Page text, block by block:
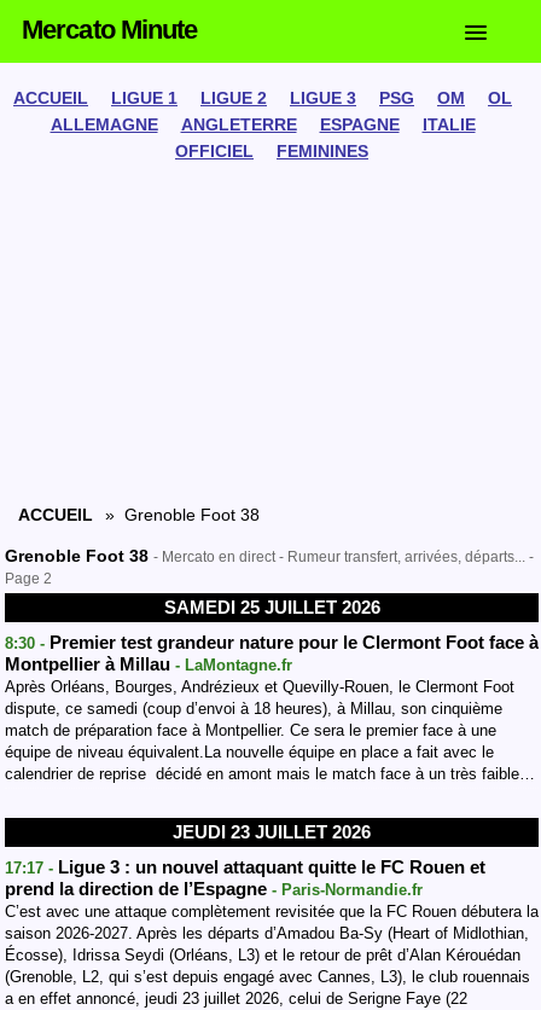
Mercato Minute
ACCUEIL LIGUE 1 LIGUE 2 LIGUE 3 PSG OM
OL
ALLEMAGNE
ANGLETERRE ESPAGNE
ITALIE
OFFICIEL
FEMININES
ACCUEIL » Grenoble Foot 38
Grenoble Foot 38 - Mercato en direct - Rumeur transfert, arrivées, départs... -
Page 2
SAMEDI 25 JUILLET 2026
8:30 - Premier test grandeur nature pour le Clermont Foot face à
Montpellier à Millau - LaMontagne.fr
Après Orléans, Bourges, Andrézieux et Quevilly-Rouen, le Clermont Foot
dispute, ce samedi (coup d’envoi à 18 heures), à Millau, son cinquième
match de préparation face à Montpellier. Ce sera le premier face à une
équipe de niveau équivalent.La nouvelle équipe en place a fait avec le
calendrier de reprise décidé en amont mais le match face à un très faible…
JEUDI 23 JUILLET 2026
17:17 - Ligue 3 : un nouvel attaquant quitte le FC Rouen et
prend la direction de l’Espagne - Paris-Normandie.fr
C’est avec une attaque complètement revisitée que la FC Rouen débutera la
saison 2026-2027. Après les départs d’Amadou Ba-Sy (Heart of Midlothian,
Écosse), Idrissa Seydi (Orléans, L3) et le retour de prêt d’Alan Kérouédan
(Grenoble, L2, qui s’est depuis engagé avec Cannes, L3), le club rouennais
a en effet annoncé, jeudi 23 juillet 2026, celui de Serigne Faye (22